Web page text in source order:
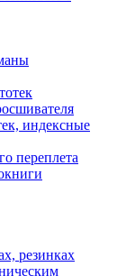
индексные
переплета
резинках